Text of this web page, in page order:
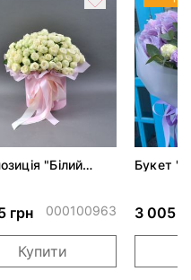
"Білий
грн 000100963
Купити
Букет
3 005